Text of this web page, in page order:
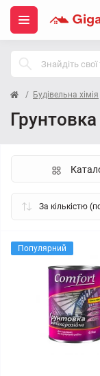
Будівельна хімія
Популярний